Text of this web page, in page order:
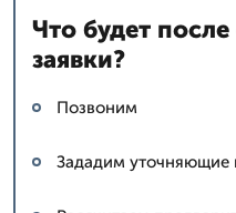
Что будет
заявки?
Позвоним
Зададим уточняющие